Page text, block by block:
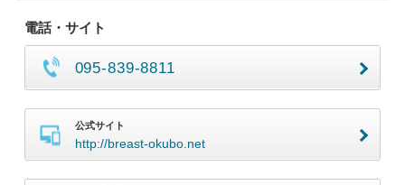
電話・サイト
095-839-8811
公式サイト
http://breast-okubo.net